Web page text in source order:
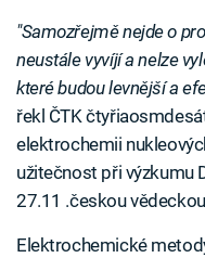
"Samozřejmě nejde o
neustále vyvíjí a nelze
které budou levnější a
řekl ČTK
elektrochemii
užitečnost při výzkumu
27.11 .českou
Elektrochemické